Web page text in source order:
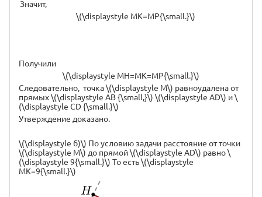
Значит,
\(\displaystyle MK=MP{\small.}\)
Получили
\(\displaystyle MH=MK=MP{\small.}\)
Следовательно, точка \(\displaystyle M\) равноудалена от
прямых \(\displaystyle AB {\small,}\) \(\displaystyle AD\) и \
(\displaystyle CD {\small.}\)
Утверждение доказано.
\(\displaystyle б)\) По условию задачи расстояние от точки
\(\displaystyle M\) до прямой \(\displaystyle AD\) равно \
(\displaystyle 9{\small.}\) То есть \(\displaystyle
MK=9{\small.}\)